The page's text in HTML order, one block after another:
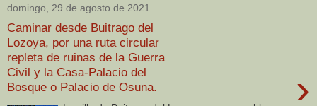
domingo, 29 de agosto de 2021
Caminar desde Buitrago del
Lozoya, por una ruta circular
repleta de ruinas de la Guerra
Civil y la Casa-Palacio del
Bosque o Palacio de Osuna.
›